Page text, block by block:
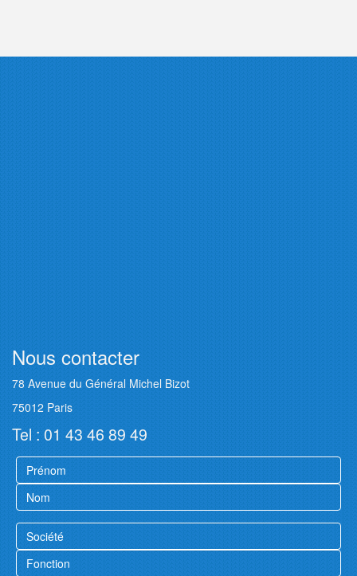
Nous contacter
78 Avenue du Général Michel Bizot
75012 Paris
Tel : 01 43 46 89 49